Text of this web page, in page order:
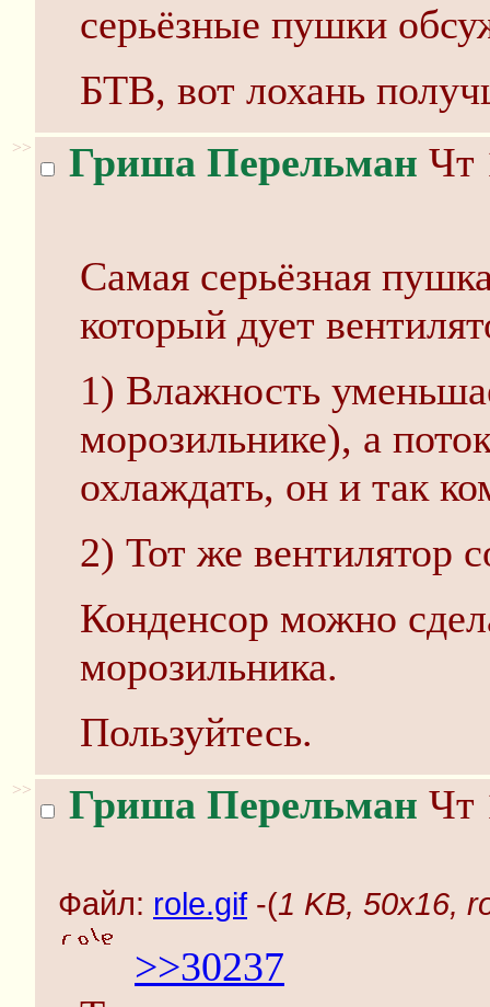
серьёзные пушки
БТВ, вот лохань
>> Гриша Перельман Чт
Самая серьёзная
который дует
1) Влажность
морозильнике), а
охлаждать, он и так
2) Тот же вентилятор
Конденсор можно
морозильника.
Пользуйтесь.
>> Гриша Перельман Чт
Файл: role.gif -(1 KB, 50x16,
>>30237